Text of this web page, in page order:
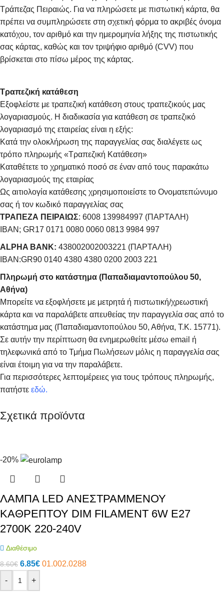
Τράπεζας Πειραιώς. Για να πληρώσετε με πιστωτική κάρτα, θα
πρέπει να συμπληρώσετε στη σχετική φόρμα το ακριβές όνομα
κατόχου, τον αριθμό και την ημερομηνία λήξης της πιστωτικής
σας κάρτας, καθώς και τον τριψήφιο αριθμό (CVV) που
βρίσκεται στο πίσω μέρος της κάρτας.
Τραπεζική κατάθεση
Εξοφλείστε με τραπεζική κατάθεση στους τραπεζικούς μας
λογαριασμούς. Η διαδικασία για κατάθεση σε τραπεζικό
λογαριασμό της εταιρείας είναι η εξής:
Κατά την ολοκλήρωση της παραγγελίας σας διαλέγετε ως
τρόπο πληρωμής «Τραπεζική Κατάθεση»
Καταθέτετε το χρηματικό ποσό σε έναν από τους παρακάτω
λογαριασμούς της εταιρίας
Ως αιτιολογία κατάθεσης χρησιμοποιείστε το Ονοματεπώνυμο
σας ή τον κωδικό παραγγελίας σας
ΤΡΑΠΕΖΑ ΠΕΙΡΑΙΩΣ: 6008 139984997 (ΠΑΡΤΑΛΗ)
IBAN; GR17 0171 0080 0060 0813 9984 997
ALPHA BANK: 438002002003221 (ΠΑΡΤΑΛΗ)
IBAN:GR90 0140 4380 4380 0200 2003 221
Πληρωμή στο κατάστημα (Παπαδιαμαντοπούλου 50,
Αθήνα)
Μπορείτε να εξοφλήσετε με μετρητά ή πιστωτική/χρεωστική
κάρτα και να παραλάβετε απευθείας την παραγγελία σας από το
κατάστημα μας (Παπαδιαμαντοπούλου 50, Αθήνα, Τ.Κ. 15771).
Σε αυτήν την περίπτωση θα ενημερωθείτε μέσω email ή
τηλεφωνικά από το Τμήμα Πωλήσεων μόλις η παραγγελία σας
είναι έτοιμη για να την παραλάβετε.
Για περισσότερες λεπτομέρειες για τους τρόπους πληρωμής,
πατήστε εδώ.
Σχετικά προϊόντα
-20%
ΛΑΜΠΑ LED ΑΝΕΣΤΡΑΜΜΕΝΟΥ
ΚΑΘΡΕΠΤΟΥ DIM FILAMENT 6W E27
2700K 220-240V
Διαθέσιμο
8.60€ 6.85€ 01.002.0288
-
+